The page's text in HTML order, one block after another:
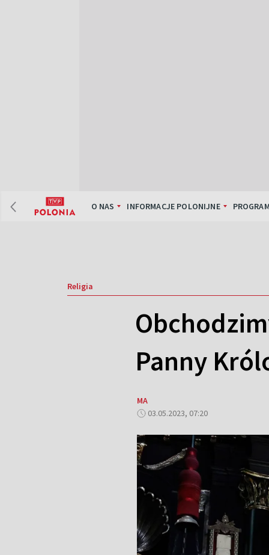
O NAS INFORMACJE POLONIJNE
Religia
Panny
MA
03.05.2023, 07:20